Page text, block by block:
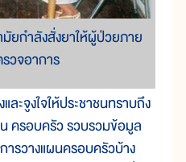
ยกำลังสั่งยาให้ผู้ป่วยภาย
วจอาการ
จูงใจให้ประชาชนทราบถึง
ครอบครัว รวบรวมข้อมูล
ารวางแผนครอบครัวบ้าง